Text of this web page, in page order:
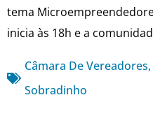
tema
inicia às 18h e a
Câmara De Vereadores,
Sobradinho